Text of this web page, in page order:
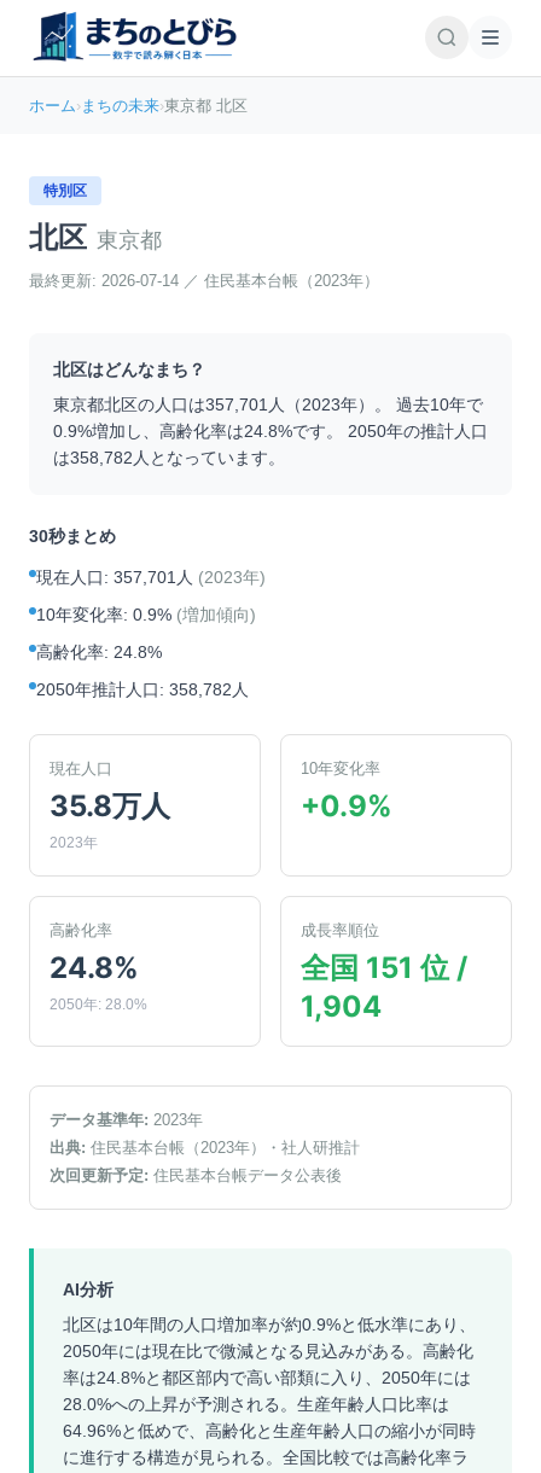
ホーム›まちの未来›東京都 北区
特別区
北区 東京都
最終更新: 2026-07-14 ／ 住民基本台帳（2023年）
北区はどんなまち？
東京都北区の人口は357,701 人（2023年）。 過去10年で
0.9%増加 し、高齢化率は24.8%です。 2050年の推計人口
は358,782 人となっています。
30秒まとめ
現在人口: 357,701人 (2023年)
10年変化率: 0.9% (増加傾向)
高齢化率: 24.8%
2050年推計人口: 358,782人
現在人口
35.8万人
2023年
10年変化率
+0.9%
高齢化率
24.8%
2050年: 28.0%
成長率順位
全国 151 位 /
1,904
データ基準年: 2023年
出典: 住民基本台帳（2023年）
・社人研推計
次回更新予定: 住民基本台帳データ公表後
AI分析
北区は10年間の人口増加率が約0.9%と低水準にあり、
2050年には現在比で微減となる見込みがある。高齢化
率は24.8%と都区部内で高い部類に入り、2050年には
28.0%への上昇が予測される。生産年齢人口比率は
64.96%と低めで、高齢化と生産年齢人口の縮小が同時
に進行する構造が見られる。全国比較では高齢化率ラ